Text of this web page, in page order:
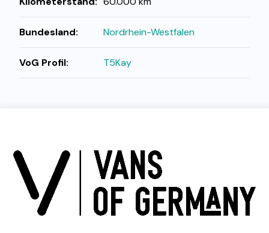
Bundesland: Nordrhein-Westfalen
VoG Profil: T5Kay